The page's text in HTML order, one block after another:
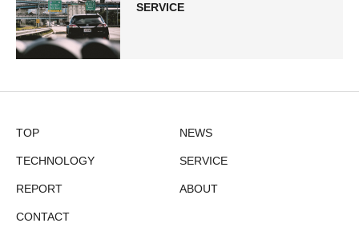
SERVICE
TOP NEWS
TECHNOLOGY SERVICE
REPORT ABOUT
CONTACT